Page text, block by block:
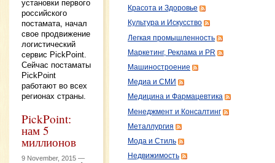
установки первого
российского
постамата, начал
свое продвижение
логистический
сервис PickPoint.
Сейчас постаматы
PickPoint
работают во всех
регионах страны.
PickPoint:
нам 5
миллионов
9 November, 2015 —
Красота и Здоровье
Культура и Искусство
Легкая промышленность
Маркетинг, Реклама и PR
Машиностроение
Медиа и СМИ
Медицина и Фармацевтика
Менеджмент и Консалтинг
Металлургия
Мода и Стиль
Недвижимость